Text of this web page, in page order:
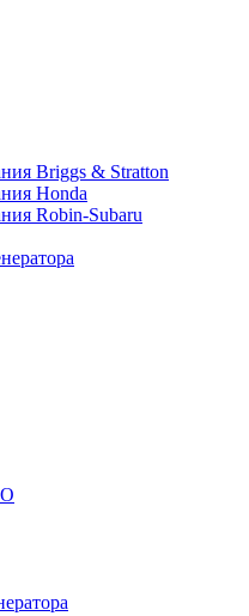
Briggs & Stratton
Honda
Robin-Subaru